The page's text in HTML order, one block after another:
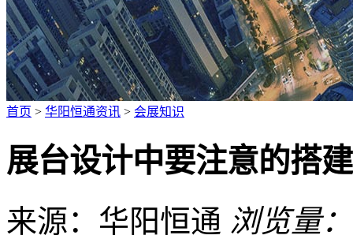
首页 > 华阳恒通资讯 > 会展知识
展台设计中要注意的搭
来源：华阳恒通 浏览量：